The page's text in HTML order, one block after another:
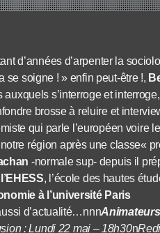
d’années d’arpenter la
soigne ! » enfin peut-être !,
s’interroge et
brosse à reluire et
qui parle l’européen voire le
région après une classe«
-normale sup- depuis il
l’EHESS, l’école des hautes
à l’université Paris
d’actualité…nnn
: Lundi 22 mai – 18h30n